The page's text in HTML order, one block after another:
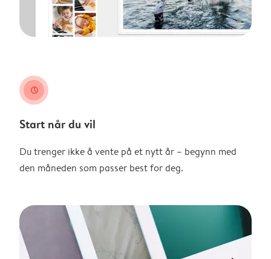
clock
Start når du vil
Du trenger ikke å vente på et nytt år – begynn med
den måneden som passer best for deg.